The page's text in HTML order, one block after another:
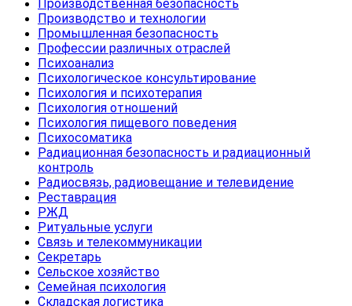
Производственная безопасность
Производство и технологии
Промышленная безопасность
Профессии различных отраслей
Психоанализ
Психологическое консультирование
Психология и психотерапия
Психология отношений
Психология пищевого поведения
Психосоматика
Радиационная безопасность и радиационный
контроль
Радиосвязь, радиовещание и телевидение
Реставрация
РЖД
Ритуальные услуги
Связь и телекоммуникации
Секретарь
Сельское хозяйство
Семейная психология
Складская логистика